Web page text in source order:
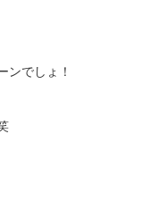
ンでしょ！